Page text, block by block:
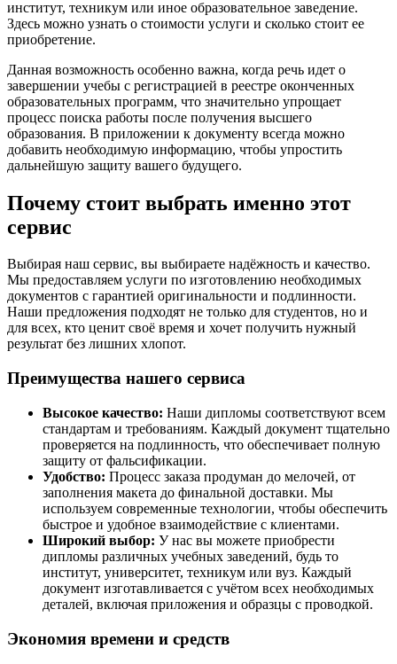
институт, техникум или иное образовательное заведение.
Здесь можно узнать о стоимости услуги и сколько стоит ее
приобретение.
Данная возможность особенно важна, когда речь идет о
завершении учебы с регистрацией в реестре оконченных
образовательных программ, что значительно упрощает
процесс поиска работы после получения высшего
образования. В приложении к документу всегда можно
добавить необходимую информацию, чтобы упростить
дальнейшую защиту вашего будущего.
Почему стоит выбрать именно этот
сервис
Выбирая наш сервис, вы выбираете надёжность и качество.
Мы предоставляем услуги по изготовлению необходимых
документов с гарантией оригинальности и подлинности.
Наши предложения подходят не только для студентов, но и
для всех, кто ценит своё время и хочет получить нужный
результат без лишних хлопот.
Преимущества нашего сервиса
Высокое качество: Наши дипломы соответствуют всем
стандартам и требованиям. Каждый документ тщательно
проверяется на подлинность, что обеспечивает полную
защиту от фальсификации.
Удобство: Процесс заказа продуман до мелочей, от
заполнения макета до финальной доставки. Мы
используем современные технологии, чтобы обеспечить
быстрое и удобное взаимодействие с клиентами.
Широкий выбор: У нас вы можете приобрести
дипломы различных учебных заведений, будь то
институт, университет, техникум или вуз. Каждый
документ изготавливается с учётом всех необходимых
деталей, включая приложения и образцы с проводкой.
Экономия времени и средств